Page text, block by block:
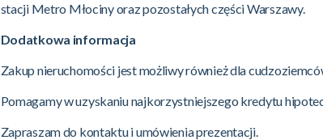
stacji Metro Młociny oraz pozostałych części Warszawy.
Dodatkowa informacja
Zakup nieruchomości jest możliwy również dla
Pomagamy w uzyskaniu najkorzystniejszego kredytu
Zapraszam do kontaktu i umówienia prezentacji.